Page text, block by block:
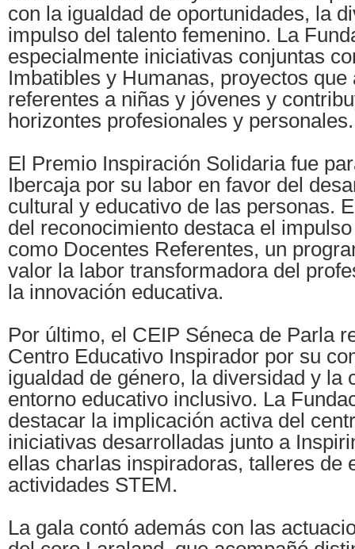
con la igualdad de oportunidades, la
impulso del talento femenino. La
especialmente iniciativas conjuntas
Imbatibles y Humanas, proyectos que
referentes a niñas y jóvenes y
horizontes profesionales y personales.
El Premio Inspiración Solidaria fue
Ibercaja por su labor en favor del
cultural y educativo de las personas.
del reconocimiento destaca el
como Docentes Referentes, un
valor la labor transformadora del
la innovación educativa.
Por último, el CEIP Séneca de Parla
Centro Educativo Inspirador por su
igualdad de género, la diversidad y la
entorno educativo inclusivo. La
destacar la implicación activa del
iniciativas desarrolladas junto a
ellas charlas inspiradoras, talleres de
actividades STEM.
La gala contó además con las